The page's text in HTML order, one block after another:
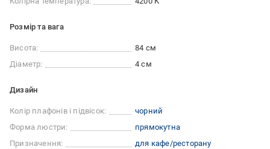
Розмір та вага
Висота:
84 см
Діаметр:
4 см
Дизайн
Колір плафонів і підвісок:
чорний
Форма люстри:
прямокутна
Призначення:
для кафе/ресторану